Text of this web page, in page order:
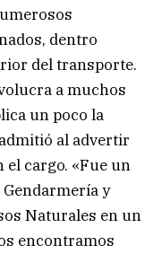
dentro
del transporte.
a muchos
un poco la
al advertir
el cargo. «Fue un
y
Naturales en un
encontramos